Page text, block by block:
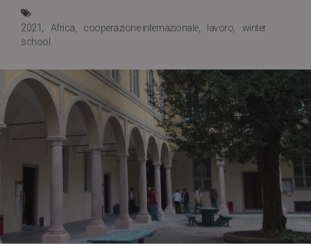
2021 Africa cooperazione internazionale lavoro
winter
school